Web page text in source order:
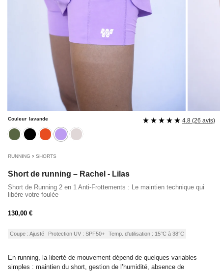
RUNNING › SHORTS
Short de running – Rachel - Lilas
Short de Running 2 en 1 Anti-Frottements : Le maintien technique qui
libère votre foulée
4.8 (26 avis)
Prix
130,00 €
Coupe : Ajusté Protection UV : SPF50+ Temp. d'utilisation : 15°C à 38°C
En running, la liberté de mouvement dépend de quelques variables
simples : maintien du short, gestion de l’humidité, absence de
Couleur lavande
kaki noir rouillelavandemastic